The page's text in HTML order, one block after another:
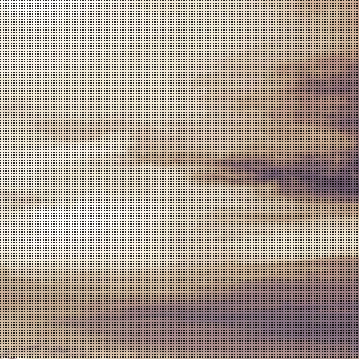
PT EN
SEGUINTE
tropicais de papaia e manga.
diferentes parcelas das castas Rabigato, Viosinho e
a cerca de 550 metros de altitude. De cor límpida e
floral cítrico e notas tropicais. A acidez é equilibrada com